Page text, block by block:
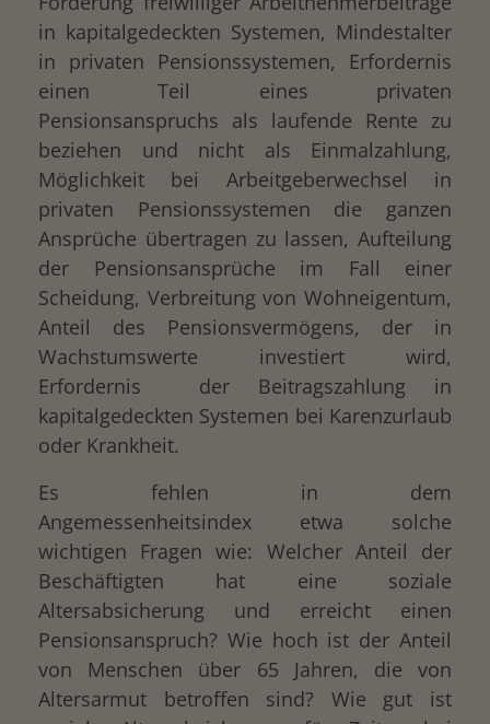
in kapitalgedeckten Systemen, Mindestalter
in privaten Pensionssystemen, Erfordernis
einen Teil eines privaten
Pensionsanspruchs als laufende Rente zu
beziehen und nicht als Einmalzahlung,
Möglichkeit bei Arbeitgeberwechsel in
privaten Pensionssystemen die ganzen
Ansprüche übertragen zu lassen, Aufteilung
der Pensionsansprüche im Fall einer
Scheidung, Verbreitung von Wohneigentum,
Anteil des Pensionsvermögens, der in
Wachstumswerte investiert wird,
Erfordernis der Beitragszahlung in
kapitalgedeckten Systemen bei Karenzurlaub
oder Krankheit.
Es fehlen in dem
Angemessenheitsindex etwa solche
wichtigen Fragen wie: Welcher Anteil der
Beschäftigten hat eine soziale
Altersabsicherung und erreicht einen
Pensionsanspruch? Wie hoch ist der Anteil
von Menschen über 65 Jahren, die von
Altersarmut betroffen sind? Wie gut ist